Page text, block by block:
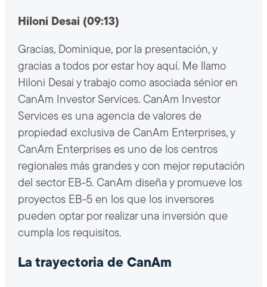
Hiloni Desai (09:13)
Gracias, Dominique, por la presentación, y
gracias a todos por estar hoy aquí. Me llamo
Hiloni Desai y trabajo como asociada sénior en
CanAm Investor Services. CanAm Investor
Services es una agencia de valores de
propiedad exclusiva de CanAm Enterprises, y
CanAm Enterprises es uno de los centros
regionales más grandes y con mejor reputación
del sector EB-5. CanAm diseña y promueve los
proyectos EB-5 en los que los inversores
pueden optar por realizar una inversión que
cumpla los requisitos.
La trayectoria de CanAm